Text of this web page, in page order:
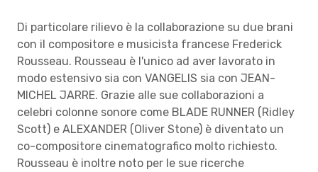
Di particolare rilievo è la collaborazione su due brani
con il compositore e musicista francese Frederick
Rousseau. Rousseau è l'unico ad aver lavorato in
modo estensivo sia con VANGELIS sia con JEAN-
MICHEL JARRE. Grazie alle sue collaborazioni a
celebri colonne sonore come BLADE RUNNER (Ridley
Scott) e ALEXANDER (Oliver Stone) è diventato un
co-compositore cinematografico molto richiesto.
Rousseau è inoltre noto per le sue ricerche